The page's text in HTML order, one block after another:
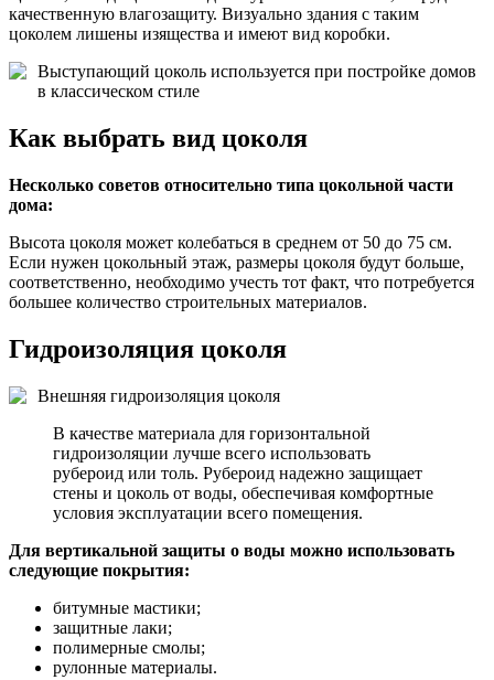
качественную влагозащиту. Визуально здания с таким
цоколем лишены изящества и имеют вид коробки.
Выступающий цоколь используется при постройке домов
в классическом стиле
Как выбрать вид цоколя
Несколько советов относительно типа цокольной части
дома:
Высота цоколя может колебаться в среднем от 50 до 75 см.
Если нужен цокольный этаж, размеры цоколя будут больше,
соответственно, необходимо учесть тот факт, что потребуется
большее количество строительных материалов.
Гидроизоляция цоколя
Внешняя гидроизоляция цоколя
В качестве материала для горизонтальной
гидроизоляции лучше всего использовать
рубероид или толь. Рубероид надежно защищает
стены и цоколь от воды, обеспечивая комфортные
условия эксплуатации всего помещения.
Для вертикальной защиты о воды можно использовать
следующие покрытия:
битумные мастики;
защитные лаки;
полимерные смолы;
рулонные материалы.